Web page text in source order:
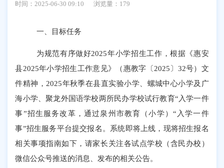
时间：2025-06-30 09:10 浏览量： 179
一 、目标任务
为规范有序做好2025年小学招生工作，根据《惠安
县2025年小学招生工作意见》（惠教字〔2025〕32号）文
件精神，2025年秋季在县直实验小学、螺城中心小学及广
海小学、聚龙外国语学校两所民办学校试行教育“入学一件
事”招生服务改革，通过泉州市教育（小学）“入学一件
事”招生服务平台提交报名。系统即将上线， 现将招生报名
相关事项指南如下， 请家长关注各试点学校（含民办校）
微信公众号推送的消息、发布的相关公告。